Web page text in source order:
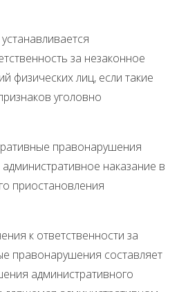
за незаконное
физических лиц, если такие
уголовно
правонарушения
наказание в
приостановления
к ответственности за
правонарушения составляет
административного